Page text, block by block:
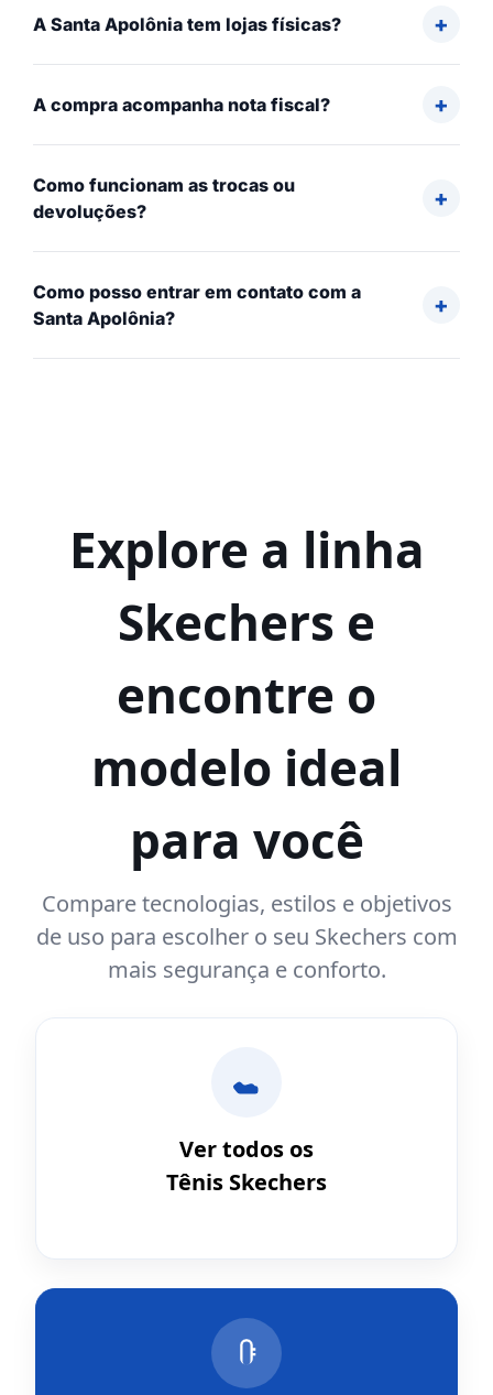
A Santa Apolônia tem lojas físicas?
A compra acompanha nota fiscal?
Como funcionam as trocas ou
devoluções?
Como posso entrar em contato com a
Santa Apolônia?
Explore a linha
Skechers e
encontre o
modelo ideal
para você
Compare tecnologias, estilos e objetivos
de uso para escolher o seu Skechers com
mais segurança e conforto.
Ver todos os
Tênis Skechers